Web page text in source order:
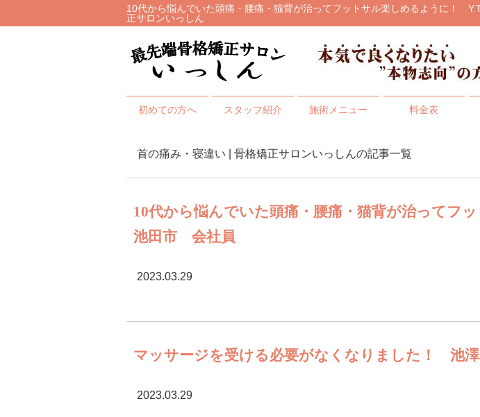
10代から悩んでいた頭痛・腰痛・猫背が治ってフットサル楽しめるように
正サロンいっしん
初めての方へ スタッフ紹介 施術メニュー 料金表
首の痛み・寝違い | 骨格矯正サロンいっしんの記事一覧
10代から悩んでいた頭痛・腰痛・猫背が治って
池田市 会社員
2023.03.29
マッサージを受ける必要がなくなりました！
2023.03.29